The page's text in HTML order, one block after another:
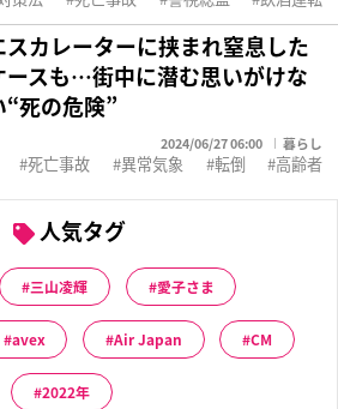
スカレーターに挟まれ窒息した
ースも…街中に潜む思いがけな
“死の危険”
2024/06/27 06:00 暮らし
死亡事故 異常気象 転倒 高齢者
人気タグ
三山凌輝 愛子さま
avex Air Japan CM
2022年